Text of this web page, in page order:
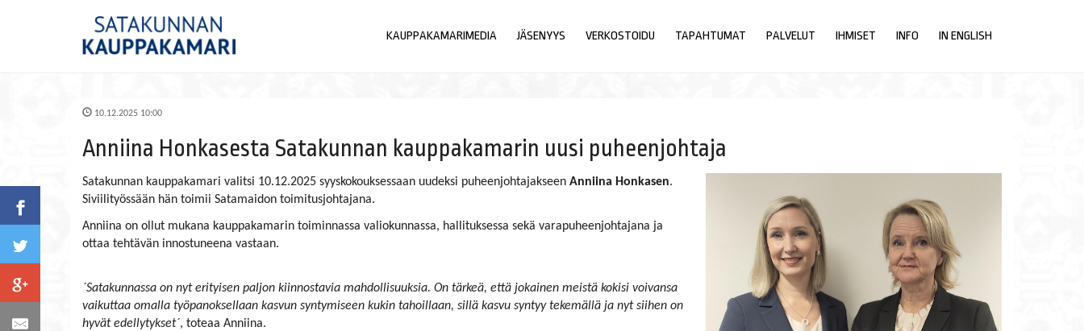
KAUPPAKAMARIMEDIA JÄSENYYS VERKOSTOIDU TAPAHTUMAT PALVELUT IHMISET INFO IN ENGLISH
10.12.2025 10:00
Anniina Honkasesta Satakunnan kauppakamarin uusi puheenjohtaja
Satakunnan kauppakamari valitsi 10.12.2025 syyskokouksessaan uudeksi puheenjohtajakseen Anniina Honkasen.
Siviilityössään hän toimii Satamaidon toimitusjohtajana.
Anniina on ollut mukana kauppakamarin toiminnassa valiokunnassa, hallituksessa sekä varapuheenjohtajana ja
ottaa tehtävän innostuneena vastaan.
´Satakunnassa on nyt erityisen paljon kiinnostavia mahdollisuuksia. On tärkeä, että jokainen meistä kokisi voivansa
vaikuttaa omalla työpanoksellaan kasvun syntymiseen kukin tahoillaan, sillä kasvu syntyy tekemällä ja nyt siihen on
hyvät edellytykset´, toteaa Anniina.